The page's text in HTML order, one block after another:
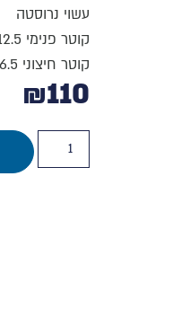
עשוי נרוסטה
קוטר פנימי 12.5 ס"מ
קוטר חיצוני 16.5 ס"מ
₪110